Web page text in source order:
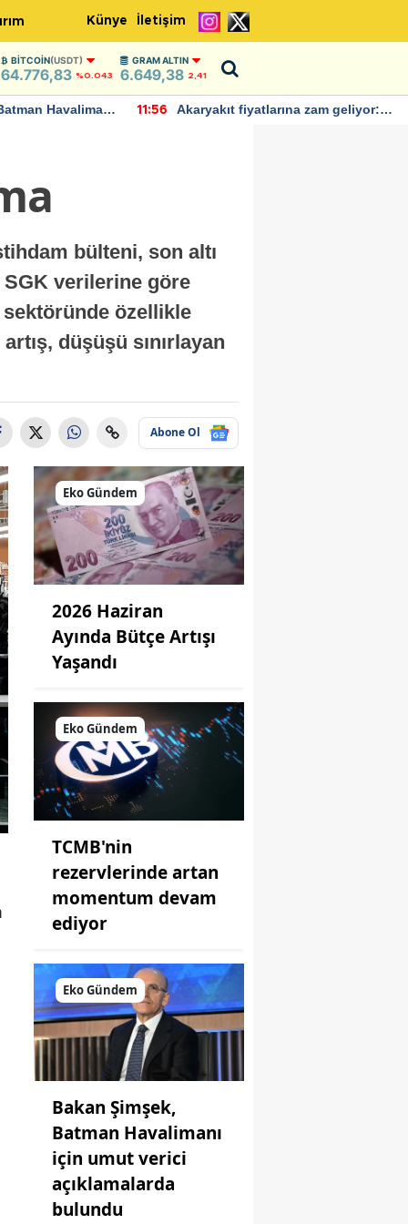
Künye İletişim
BITCOIN(USDT)
64.776,83 %0.043
GRAM ALTIN
6.649,38 2,41
Havalimanı
11:56
Akaryakıt fiyatlarına zam geliyor:
bülteni, son altı
SGK verilerine göre
özellikle
düşüşü sınırlayan
Abone Ol
Eko Gündem
2026 Haziran
Ayında Bütçe Artışı
Yaşandı
Eko Gündem
TCMB'nin
rezervlerinde artan
momentum devam
ediyor
Eko Gündem
Bakan Şimşek,
Batman Havalimanı
için umut verici
açıklamalarda
bulundu